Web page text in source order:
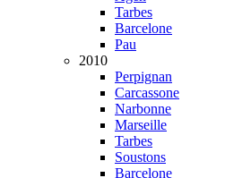
Tarbes
Barcelone
Pau
2010
Perpignan
Carcassone
Narbonne
Marseille
Tarbes
Soustons
Barcelone